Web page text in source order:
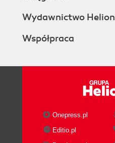
Wydawnictwo Helion
Współpraca
Onepress.pl
Editio.pl